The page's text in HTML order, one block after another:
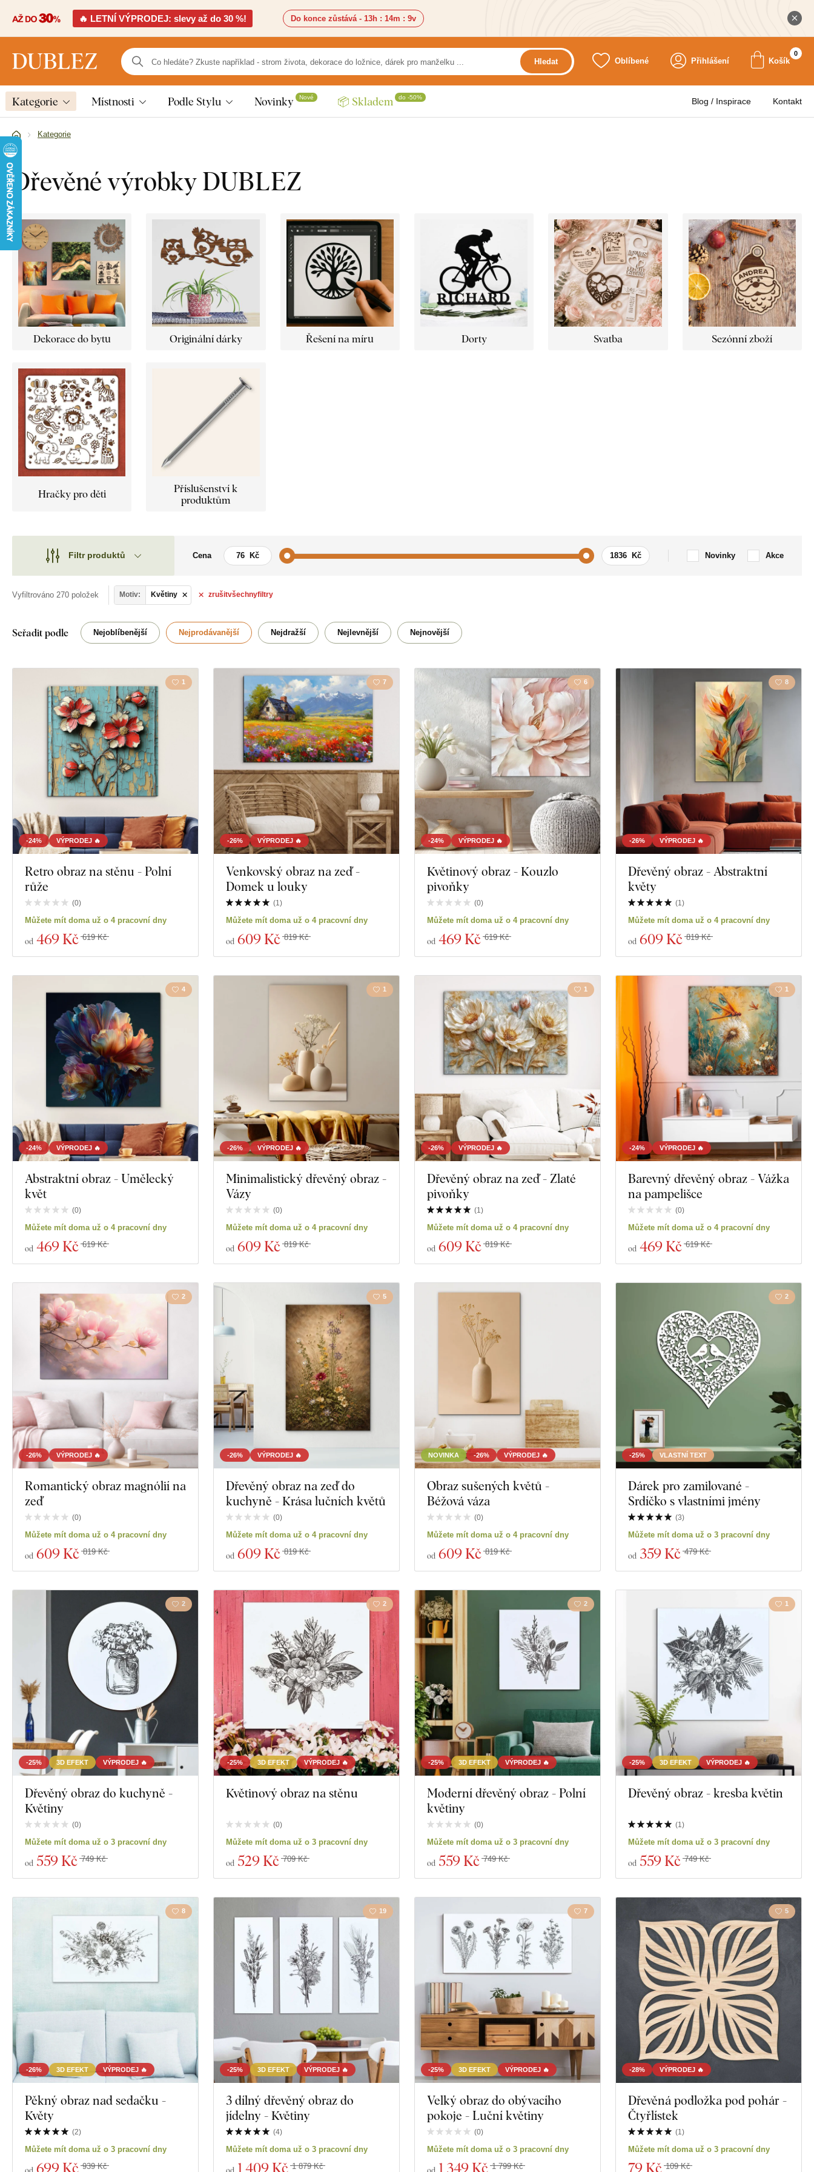
🔥 LETNÍ VÝPRODEJ: slevy až do 30 %! Do konce zůstává - 13h : 14m : 7v
Hledat Oblíbené Přihlášení Košík
0
Kategorie Místnosti Podle Stylu Novinky Nové 📦 Skladem do -50% Blog / Inspirace Kontakt
Kategorie
Dřevěné výrobky DUBLEZ
Dekorace do bytu Originální dárky Řešení na míru Dorty Svatba Sezónní zboží
Hračky pro děti
Příslušenství k
produktům
Filtr produktů
Motiv
Umístění
Orientace
Dekor
Barva
Vlastní text
Technologie výroby
Exkluzivita
Materiál
Hloubka
Cena Novinky Akce
Motiv
Auta
Anděl Bubliny
Křesťanství Kuchyň Kůň
Lapač snů Lidé Mandala
Motýli Příroda Polygonal
Rodina Strom Srdce
Tvář Věnec Zátiší Zvíře
Motivace Hudba Námořnictví Motorky
Hmyz Sport Vzdělání
Film Spiritualita
zrušitvšechnyfiltry
Vyfiltrováno 270 položek Motiv: Květiny
Seřadit podle Nejoblíbenější Nejprodávanější Nejdražší Nejlevnější Nejnovější
-24% VÝPRODEJ 🔥
1
Retro obraz na stěnu - Polní
růže
(0)
Můžete mít doma už o 4 pracovní dny
od 469 Kč 619 Kč
-26% VÝPRODEJ 🔥
7
Venkovský obraz na zeď -
Domek u louky
(1 )
Můžete mít doma už o 4 pracovní dny
od 609 Kč 819 Kč
-24% VÝPRODEJ 🔥
6
Květinový obraz - Kouzlo
pivoňky
(0)
Můžete mít doma už o 4 pracovní dny
od 469 Kč 619 Kč
-26% VÝPRODEJ 🔥
8
Dřevěný obraz - Abstraktní
květy
(1 )
Můžete mít doma už o 4 pracovní dny
od 609 Kč 819 Kč
-24% VÝPRODEJ 🔥
4
Abstraktní obraz - Umělecký
květ
(0)
Můžete mít doma už o 4 pracovní dny
od 469 Kč 619 Kč
-26% VÝPRODEJ 🔥
1
Minimalistický dřevěný obraz -
Vázy
(0)
Můžete mít doma už o 4 pracovní dny
od 609 Kč 819 Kč
-26% VÝPRODEJ 🔥
1
Dřevěný obraz na zeď - Zlaté
pivoňky
(1 )
Můžete mít doma už o 4 pracovní dny
od 609 Kč 819 Kč
-24% VÝPRODEJ 🔥
1
Barevný dřevěný obraz - Vážka
na pampelišce
(0)
Můžete mít doma už o 4 pracovní dny
od 469 Kč 619 Kč
-26% VÝPRODEJ 🔥
2
Romantický obraz magnólií na
zeď
(0)
Můžete mít doma už o 4 pracovní dny
od 609 Kč 819 Kč
-26% VÝPRODEJ 🔥
5
Dřevěný obraz na zeď do
kuchyně - Krása lučních květů
(0)
Můžete mít doma už o 4 pracovní dny
od 609 Kč 819 Kč
NOVINKA -26% VÝPRODEJ 🔥
Obraz sušených květů -
Béžová váza
(0)
Můžete mít doma už o 4 pracovní dny
od 609 Kč 819 Kč
-25% VLASTNÍ TEXT
2
Dárek pro zamilované -
Srdíčko s vlastními jmény
(3)
Můžete mít doma už o 3 pracovní dny
od 359 Kč 479 Kč
-25% 3D EFEKT VÝPRODEJ 🔥
2
Dřevěný obraz do kuchyně -
Květiny
(0)
Můžete mít doma už o 3 pracovní dny
od 559 Kč 749 Kč
-25% 3D EFEKT VÝPRODEJ 🔥
2
Květinový obraz na stěnu
(0)
Můžete mít doma už o 3 pracovní dny
od 529 Kč 709 Kč
-25% 3D EFEKT VÝPRODEJ 🔥
2
Moderní dřevěný obraz - Polní
květiny
(0)
Můžete mít doma už o 3 pracovní dny
od 559 Kč 749 Kč
-25% 3D EFEKT VÝPRODEJ 🔥
1
Dřevěný obraz - kresba květin
(1 )
Můžete mít doma už o 3 pracovní dny
od 559 Kč 749 Kč
-26% 3D EFEKT VÝPRODEJ 🔥
8
Pěkný obraz nad sedačku -
Květy
(2)
Můžete mít doma už o 3 pracovní dny
699 Kč 939 Kč
-25% 3D EFEKT VÝPRODEJ 🔥
19
3 dílný dřevěný obraz do
jídelny - Květiny
(4)
Můžete mít doma už o 3 pracovní dny
1 409 Kč 1 879 Kč
-25% 3D EFEKT VÝPRODEJ 🔥
7
Velký obraz do obývacího
pokoje - Luční květiny
(0)
Můžete mít doma už o 3 pracovní dny
1 349 Kč 1 799 Kč
-28% VÝPRODEJ 🔥
5
Dřevěná podložka pod pohár -
Čtyřlístek
(1 )
Můžete mít doma už o 3 pracovní dny
79 Kč 109 Kč